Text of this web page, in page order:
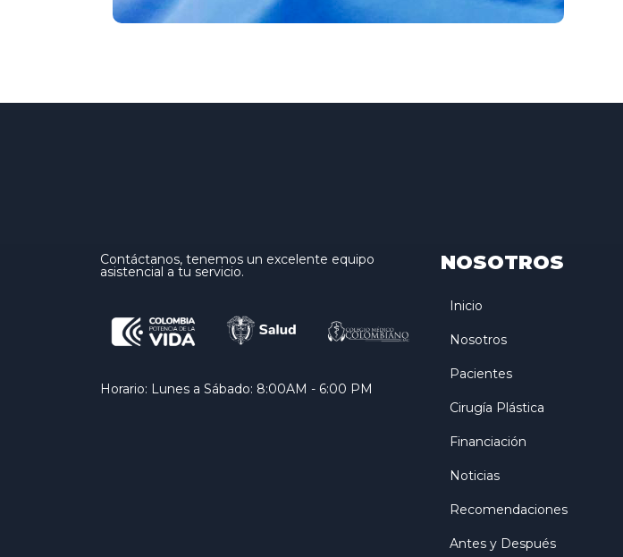
Contáctanos, tenemos un excelente equipo
asistencial a tu servicio.
Horario: Lunes a Sábado: 8:00AM - 6:00 PM
NOSOTROS
Inicio
Nosotros
Pacientes
Cirugía Plástica
Financiación
Noticias
Recomendaciones
Antes y Después